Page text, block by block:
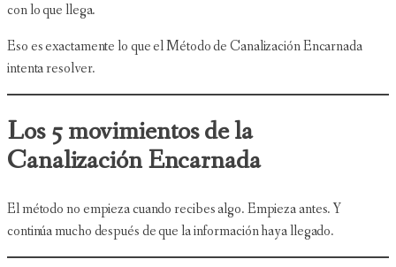
con lo que llega.
Eso es exactamente lo que el Método de Canalización Encarnada
intenta resolver.
Los 5 movimientos de la
Canalización Encarnada
El método no empieza cuando recibes algo. Empieza antes. Y
continúa mucho después de que la información haya llegado.